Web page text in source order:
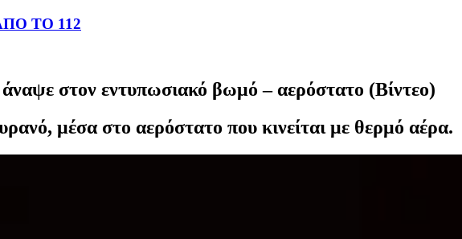
ΤΟ 112
στον εντυπωσιακό βωμό – αερόστατο (Βίντεο)
μέσα στο αερόστατο που κινείται με θερμό αέρα.